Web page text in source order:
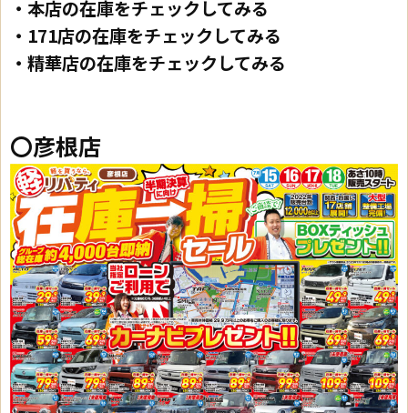
・本店の在庫をチェックしてみる
・171店の在庫をチェックしてみる
・精華店の在庫をチェックしてみる
〇彦根店